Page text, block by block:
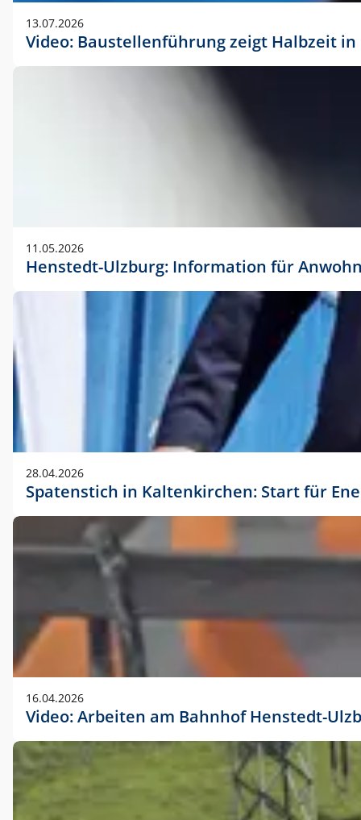
13.07.2026
Video: Baustellenführung zeigt Halbzeit
11.05.2026
Henstedt-Ulzburg: Information für
28.04.2026
Spatenstich in Kaltenkirchen: Start für
16.04.2026
Video: Arbeiten am Bahnhof Henstedt-